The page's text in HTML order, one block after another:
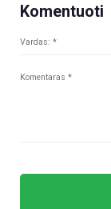
Komentuoti